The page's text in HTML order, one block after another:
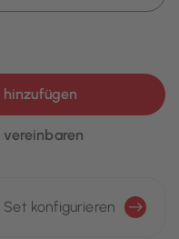
hinzufügen
Set konfigurieren